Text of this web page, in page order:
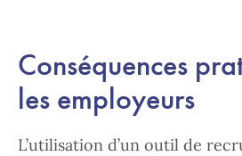
Conséquences
les employeurs
L’utilisation d’un outil de